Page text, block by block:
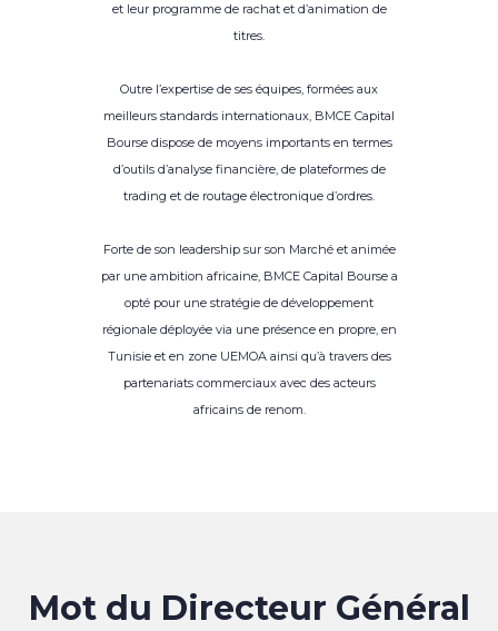
et leur programme de rachat et d’animation de
titres.
Outre l’expertise de ses équipes, formées aux
meilleurs standards internationaux, BMCE Capital
Bourse dispose de moyens importants en termes
d’outils d’analyse financière, de plateformes de
trading et de routage électronique d’ordres.
Forte de son leadership sur son Marché et animée
par une ambition africaine, BMCE Capital Bourse a
opté pour une stratégie de développement
régionale déployée via une présence en propre, en
Tunisie et en zone UEMOA ainsi qu’à travers des
partenariats commerciaux avec des acteurs
africains de renom.
Mot du Directeur Général